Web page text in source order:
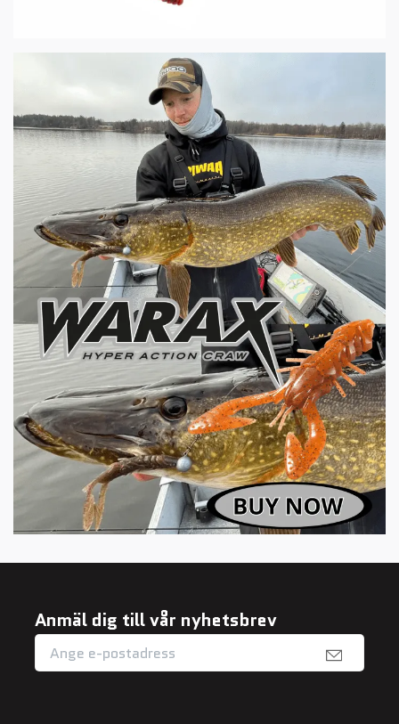
Anmäl dig till vår nyhetsbrev